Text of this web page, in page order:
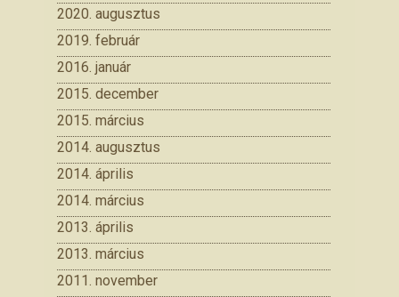
2020. augusztus
2019. február
2016. január
2015. december
2015. március
2014. augusztus
2014. április
2014. március
2013. április
2013. március
2011. november